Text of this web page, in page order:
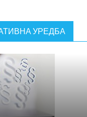
УРЕДБА